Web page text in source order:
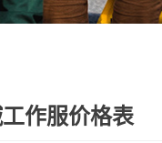
作服价格表